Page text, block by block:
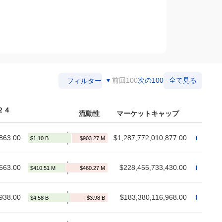
フィルター 前回100次の100 全て見る
４ 流動性 マーケットキャップ
$1,287,772,010,877.00
$228,455,733,430.00
$183,380,116,968.00